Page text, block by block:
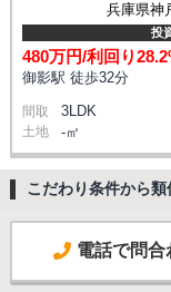
兵庫県神
投
480万円/利回り
御影駅 徒歩32分
間取 3LDK
土地 -㎡
こだわり条件から類
電話で問合